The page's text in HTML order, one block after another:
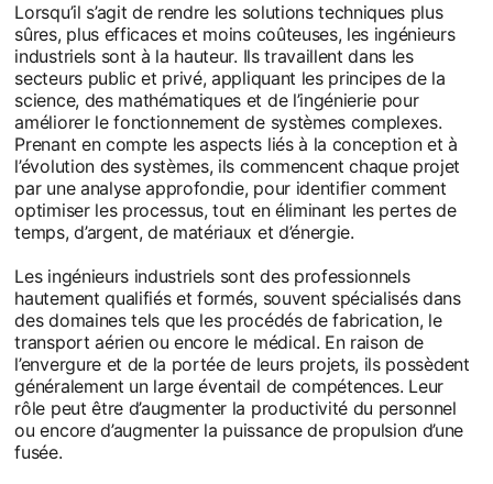
Lorsqu’il s’agit de rendre les solutions techniques plus
sûres, plus efficaces et moins coûteuses, les ingénieurs
industriels sont à la hauteur. Ils travaillent dans les
secteurs public et privé, appliquant les principes de la
science, des mathématiques et de l’ingénierie pour
améliorer le fonctionnement de systèmes complexes.
Prenant en compte les aspects liés à la conception et à
l’évolution des systèmes, ils commencent chaque projet
par une analyse approfondie, pour identifier comment
optimiser les processus, tout en éliminant les pertes de
temps, d’argent, de matériaux et d’énergie.
Les ingénieurs industriels sont des professionnels
hautement qualifiés et formés, souvent spécialisés dans
des domaines tels que les procédés de fabrication, le
transport aérien ou encore le médical. En raison de
l’envergure et de la portée de leurs projets, ils possèdent
généralement un large éventail de compétences. Leur
rôle peut être d’augmenter la productivité du personnel
ou encore d’augmenter la puissance de propulsion d’une
fusée.